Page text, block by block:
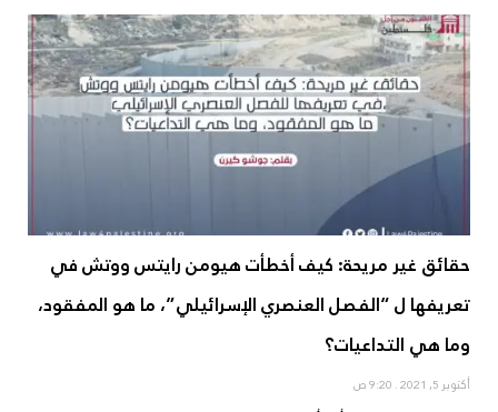
حقائق غير مريحة: كيف أخطأت هيومن رايتس ووتش في
تعريفها ل “الفصل العنصري الإسرائيلي”، ما هو المفقود،
وما هي التداعيات؟
أكتوبر 5, 2021